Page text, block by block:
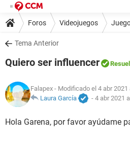
Foros Videojuegos
Tema Anterior
Quiero ser influencer
Falapex - Modificado el 4 abr 2021
Laura García
- 4 abr 2021
Hola Garena, por favor ayúdame